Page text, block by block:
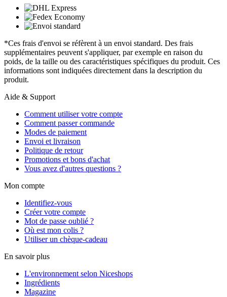
*Ces frais d'envoi se réfèrent à un envoi standard. Des frais
supplémentaires peuvent s'appliquer, par exemple en raison du
poids, de la taille ou des caractéristiques spécifiques du produit. Ces
informations sont indiquées directement dans la description du
produit.
Aide & Support
Comment utiliser votre compte
Comment passer commande
Modes de paiement
Envoi et livraison
Politique de retour
Promotions et bons d'achat
Vous avez d'autres questions ?
Mon compte
Identifiez-vous
Créer votre compte
Mot de passe oublié ?
Où est mon colis ?
Utiliser un chèque-cadeau
En savoir plus
L'environnement selon Niceshops
Ingrédients
Magazine